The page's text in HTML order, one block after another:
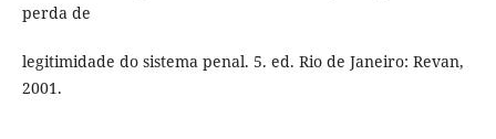
perda de
legitimidade do sistema penal. 5. ed. Rio de Janeiro: Revan,
2001.